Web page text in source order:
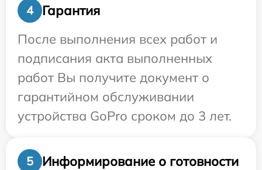
4
Гарантия
После выполнения всех работ и
подписания акта выполненных
работ Вы получите документ о
гарантийном обслуживании
устройства GoPro сроком до 3 лет.
5
Информирование о готовности